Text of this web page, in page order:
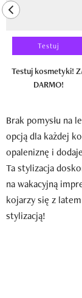
previous element
Testuj
Testuj kosmetyki!
DARMO!
Brak pomysłu na
opcją dla każdej
opaleniznę i
Ta stylizacja
na wakacyjną
kojarzy się z
stylizacją!